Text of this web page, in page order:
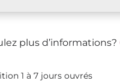
plus d’informations?
1 à 7 jours ouvrés